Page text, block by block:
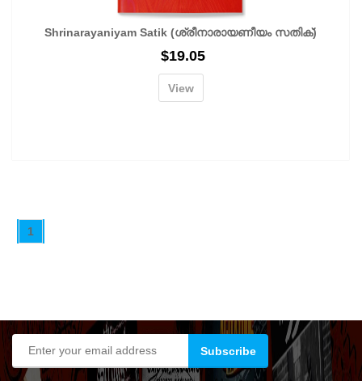
Shrinarayaniyam Satik (ശ്രീനാരായണീയം സതിക്)
$19.05
View
1